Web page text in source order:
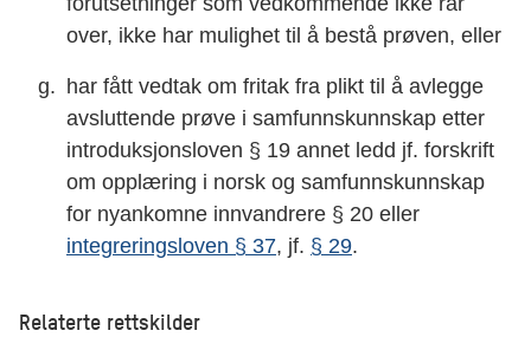
over, ikke har mulighet til å bestå prøven, eller
har fått vedtak om fritak fra plikt til å avlegge
avsluttende prøve i samfunnskunnskap etter
introduksjonsloven § 19 annet ledd jf. forskrift
om opplæring i norsk og samfunnskunnskap
for nyankomne innvandrere § 20 eller
integreringsloven § 37, jf. § 29.
Relaterte rettskilder